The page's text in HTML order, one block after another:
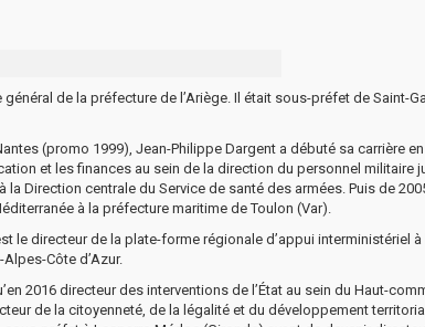
de la préfecture de l’Ariège. Il était sous-préfet de Saint-
(promo 1999), Jean-Philippe Dargent a débuté sa carrière
et les finances au sein de la direction du personnel militaire
Direction centrale du Service de santé des armées. Puis de
à la préfecture maritime de Toulon (Var).
le directeur de la plate-forme régionale d’appui interministériel
Côte d’Azur.
2016 directeur des interventions de l’État au sein du Haut-
de la citoyenneté, de la légalité et du développement